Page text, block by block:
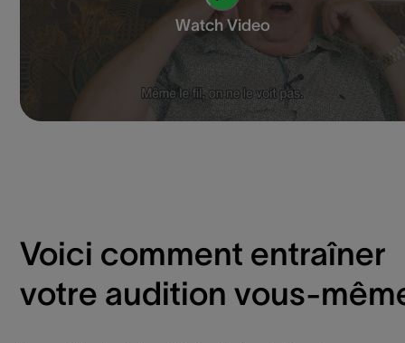
Watch Video
Voici comment entraîner
votre audition vous-